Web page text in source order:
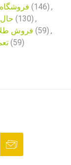
(146) ,
(130) ,
فروش (59) ,
(59)